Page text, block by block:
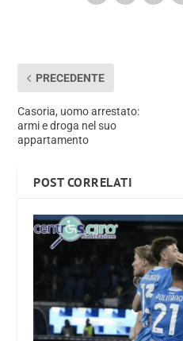
PRECEDENTE
Casoria, uomo arrestato:
armi e droga nel suo
appartamento
POST CORRELATI